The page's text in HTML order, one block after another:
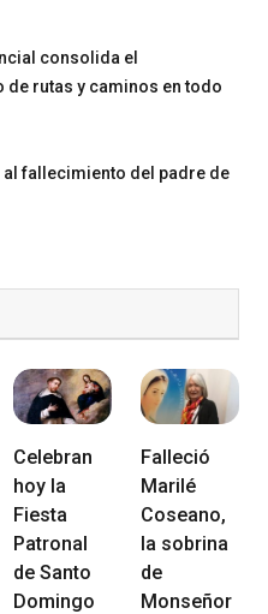
consolida el
de rutas y caminos en todo
fallecimiento del padre de
Celebran
hoy la
Fiesta
Patronal
de Santo
Domingo
Falleció
Marilé
Coseano,
la sobrina
de
Monseñor